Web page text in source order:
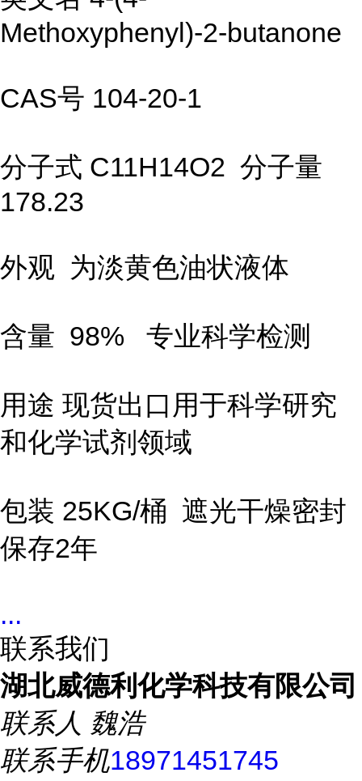
Methoxyphenyl)-2-butanone
CAS号 104-20-1
分子式 C11H14O2 分子量
178.23
外观 为淡黄色油状液体
含量 98% 专业科学检测
用途 现货出口用于科学研究
和化学试剂领域
包装 25KG/桶 遮光干燥密封
保存2年
...
联系我们
湖北威德利化学科技有限公司
联系人 魏浩
联系手机18971451745